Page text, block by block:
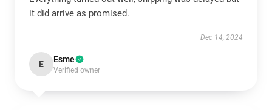
it did arrive as promised.
Dec 14, 2024
E Esme
Verified owner